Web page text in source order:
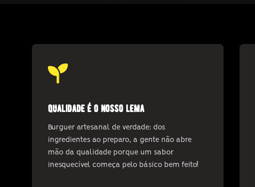
qualidade é o nosso lema
Burguer artesanal de verdade: dos
ingredientes ao preparo, a gente não abre
mão da qualidade porque um sabor
inesquecível começa pelo básico bem feito!